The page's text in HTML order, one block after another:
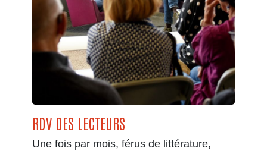
RDV DES LECTEURS
Une fois par mois, férus de littérature,